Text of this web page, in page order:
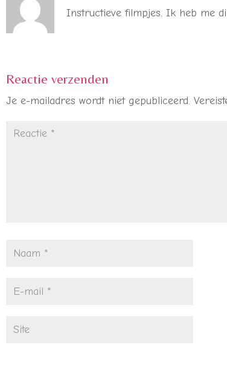
Instructieve filmpjes. Ik heb me
Reactie verzenden
Je e-mailadres wordt niet gepubliceerd.